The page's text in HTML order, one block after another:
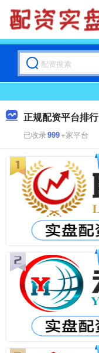
正规配资平台排行
已收录999+家平台